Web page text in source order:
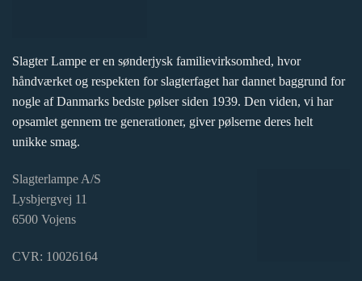
Slagter Lampe er en sønderjysk familievirksomhed, hvor
håndværket og respekten for slagterfaget har dannet baggrund for
nogle af Danmarks bedste pølser siden 1939. Den viden, vi har
opsamlet gennem tre generationer, giver pølserne deres helt
unikke smag.
Slagterlampe A/S
Lysbjergvej 11
6500 Vojens
CVR: 10026164